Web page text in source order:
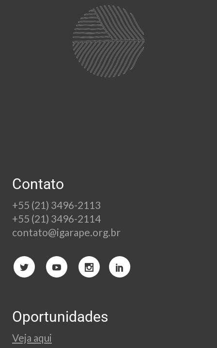
Contato
+55 (21) 3496-2113
+55 (21) 3496-2114
contato@igarape.org.br
Oportunidades
Veja aqui